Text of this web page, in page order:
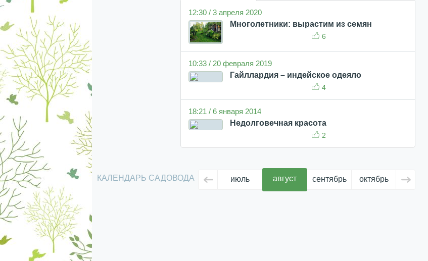
12:30 / 3 апреля 2020
Многолетники: вырастим из семян
6
10:33 / 20 февраля 2019
Гайллардия – индейское одеяло
4
18:21 / 6 января 2014
Недолговечная красота
2
КАЛЕНДАРЬ САДОВОДА июль август сентябрь октябрь ноябрь